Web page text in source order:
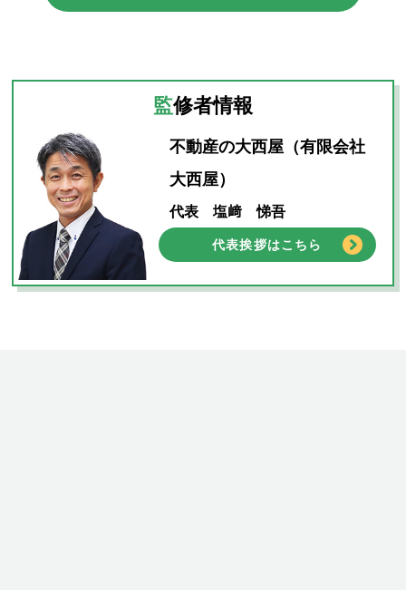
監修者情報
不動産の大西屋（有限会社
大西屋）
代表 塩﨑 悌吾
代表挨拶はこちら